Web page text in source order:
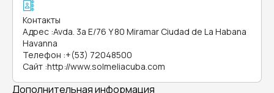
Контакты
Адрес :Avda. 3a E/76 Y 80 Miramar Ciudad de La Habana
Havanna
Телефон :+(53) 72048500
Сайт :http://www.solmeliacuba.com
Дополнительная информация